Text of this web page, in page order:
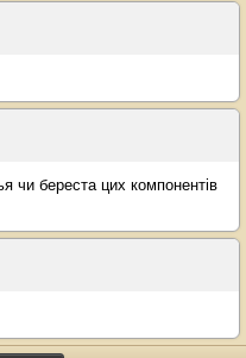
чи береста цих компонентів